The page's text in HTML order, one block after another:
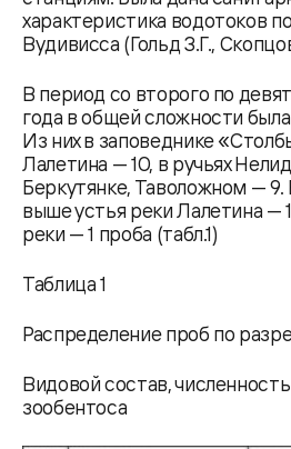
характеристика водотоков
Вудивисса (Гольд З.Г.,
В период со второго по
года в общей сложности была
Из них в заповеднике
Лалетина — 10, в ручьях
Беркутянке, Таволожном — 9.
выше устья реки Лалетина —
реки — 1 проба (табл.1)
Таблица 1
Распределение проб по
Видовой состав,
зообентоса